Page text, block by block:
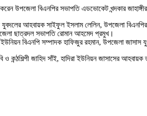
উপজেলা বিএনপির সভাপতি এডভোকেট খন্দকার
যুবদলের আহবায়ক সাইফুল ইসলাম লেলিন, উপজেলা
ছাত্রদল সভাপতি রোমান আহমেদ প্রমুখ।
বিএনপি সম্পাদক হাফিজুর রহমান, উপজেলা
ও কন্ঠশিল্পী জাহিদ সাঁই, হাদিরা ইউনিয়ন জাসাসের